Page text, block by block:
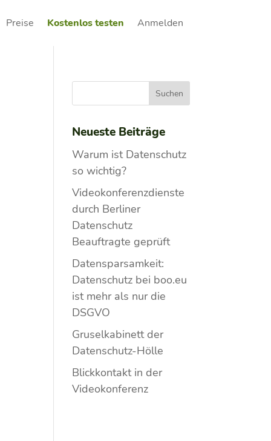
Preise Kostenlos testen Anmelden
Neueste Beiträge
Warum ist Datenschutz
so wichtig?
Videokonferenzdienste
durch Berliner
Datenschutz
Beauftragte geprüft
Datensparsamkeit:
Datenschutz bei boo.eu
ist mehr als nur die
DSGVO
Gruselkabinett der
Datenschutz-Hölle
Blickkontakt in der
Videokonferenz